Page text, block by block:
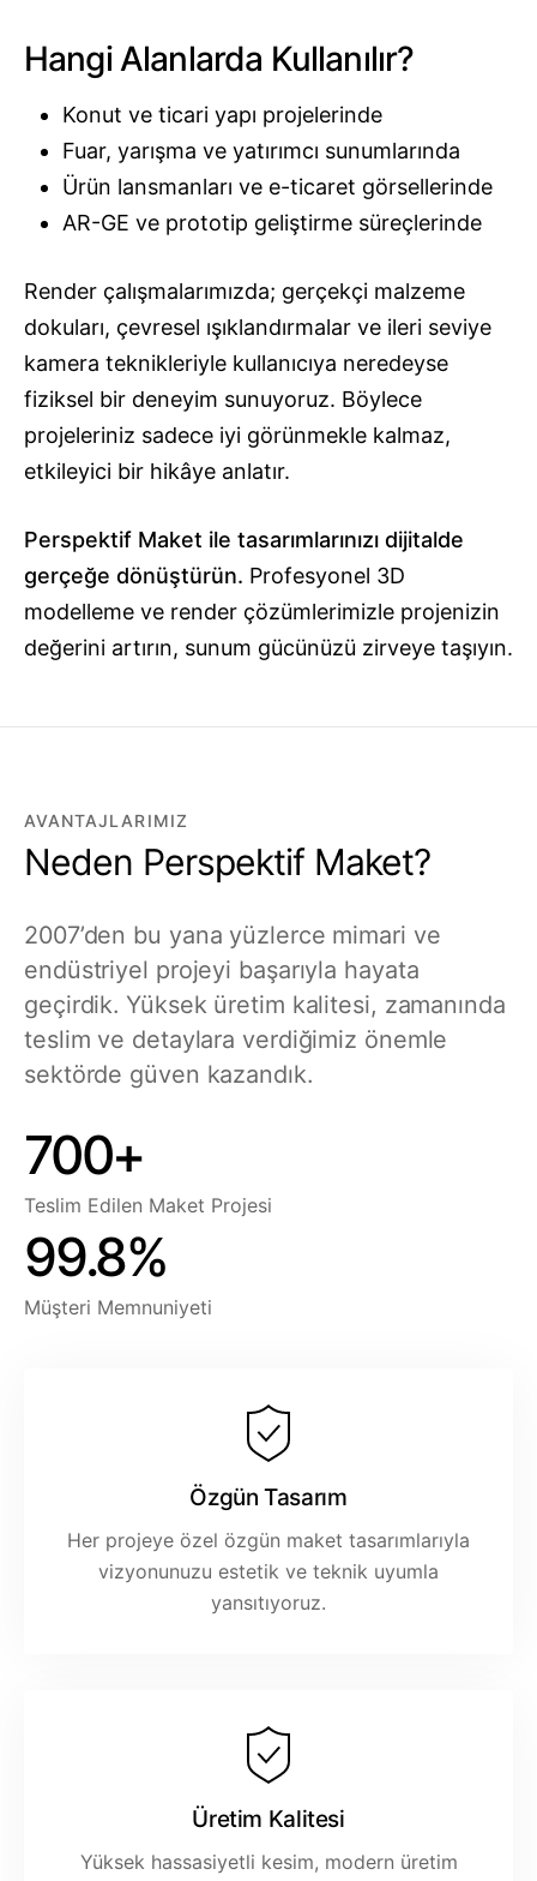
Hangi Alanlarda Kullanılır?
Konut ve ticari yapı projelerinde
Fuar, yarışma ve yatırımcı sunumlarında
Ürün lansmanları ve e-ticaret görsellerinde
AR-GE ve prototip geliştirme süreçlerinde
Render çalışmalarımızda; gerçekçi malzeme
dokuları, çevresel ışıklandırmalar ve ileri seviye
kamera teknikleriyle kullanıcıya neredeyse
fiziksel bir deneyim sunuyoruz. Böylece
projeleriniz sadece iyi görünmekle kalmaz,
etkileyici bir hikâye anlatır.
Perspektif Maket ile tasarımlarınızı dijitalde
gerçeğe dönüştürün. Profesyonel 3D
modelleme ve render çözümlerimizle projenizin
değerini artırın, sunum gücünüzü zirveye taşıyın.
AVANTAJLARIMIZ
Neden Perspektif Maket?
2007’den bu yana yüzlerce mimari ve
endüstriyel projeyi başarıyla hayata
geçirdik. Yüksek üretim kalitesi, zamanında
teslim ve detaylara verdiğimiz önemle
sektörde güven kazandık.
700+
Teslim Edilen Maket Projesi
99.8%
Müşteri Memnuniyeti
Özgün Tasarım
Her projeye özel özgün maket tasarımlarıyla
vizyonunuzu estetik ve teknik uyumla
yansıtıyoruz.
Üretim Kalitesi
Yüksek hassasiyetli kesim, modern üretim